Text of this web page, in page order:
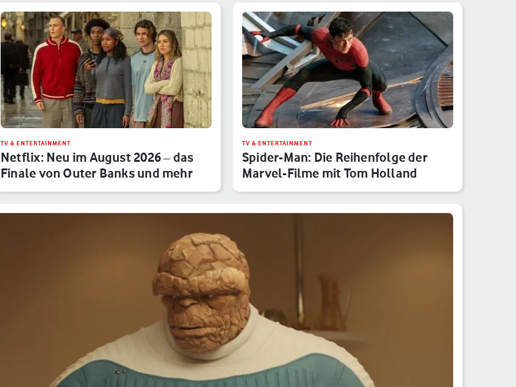
TV & ENTERTAINMENT
Netflix: Neu im August 2026 – das
Finale von Outer Banks und mehr
TV & ENTERTAINMENT
Spider-Man: Die Reihenfolge der
Marvel-Filme mit Tom Holland